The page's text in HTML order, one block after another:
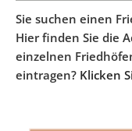
Sie suchen einen
Hier finden Sie die
einzelnen
eintragen? Klicken